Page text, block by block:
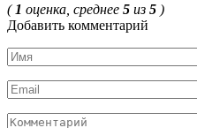
( 1 оценка, среднее 5 из 5 )
Добавить комментарий
Имя
*
Email
*
Комментарий